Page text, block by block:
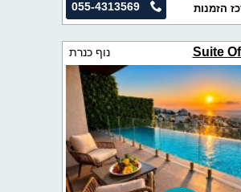
055-4313569 הזמנות
Suite נוף כנרת